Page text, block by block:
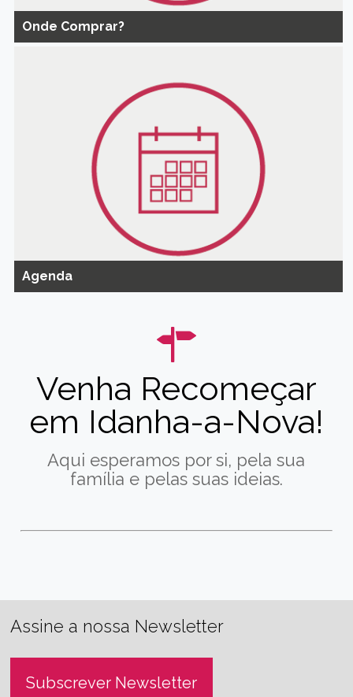
Onde Comprar?
Agenda
Venha Recomeçar
em Idanha-a-Nova!
Aqui esperamos por si, pela sua
família e pelas suas ideias.
Assine a nossa Newsletter
Subscrever Newsletter